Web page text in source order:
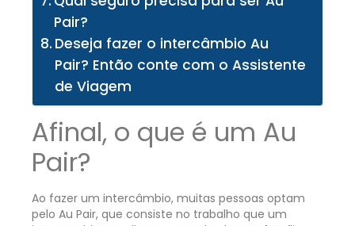
Pair?
Deseja fazer o intercâmbio Au
Pair? Então conte com o Assistente
de Viagem
Afinal, o que é um Au
Pair?
Ao fazer um intercâmbio, muitas pessoas optam
pelo Au Pair, que consiste no trabalho que um